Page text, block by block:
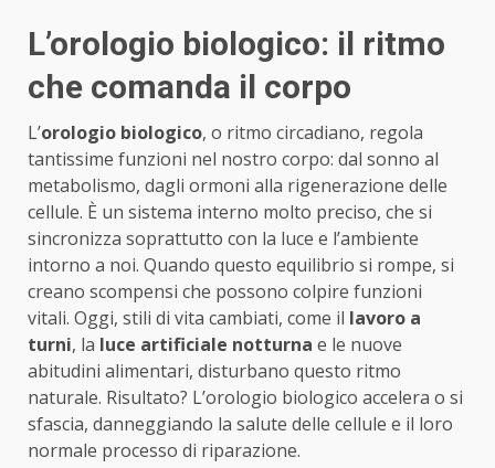
L’orologio biologico: il ritmo
che comanda il corpo
L’orologio biologico, o ritmo circadiano, regola
tantissime funzioni nel nostro corpo: dal sonno al
metabolismo, dagli ormoni alla rigenerazione delle
cellule. È un sistema interno molto preciso, che si
sincronizza soprattutto con la luce e l’ambiente
intorno a noi. Quando questo equilibrio si rompe, si
creano scompensi che possono colpire funzioni
vitali. Oggi, stili di vita cambiati, come il lavoro a
turni, la luce artificiale notturna e le nuove
abitudini alimentari, disturbano questo ritmo
naturale. Risultato? L’orologio biologico accelera o si
sfascia, danneggiando la salute delle cellule e il loro
normale processo di riparazione.